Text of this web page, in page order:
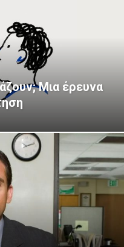
Μια έρευνα